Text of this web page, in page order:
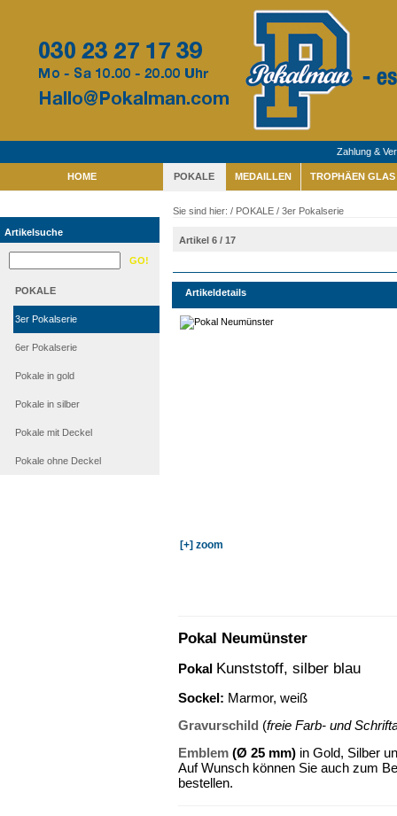
Zahlung &
HOME POKALE MEDAILLEN TROPHÄEN GLAS
Artikelsuche
POKALE
3er Pokalserie
6er Pokalserie
Pokale in gold
Pokale in silber
Pokale mit Deckel
Pokale ohne Deckel
Sie sind hier: / POKALE / 3er Pokalserie
Artikel 6 / 17
Artikeldetails
[+] zoom
Pokal Neumünster
Pokal Kunststoff, silber blau
Sockel: Marmor, weiß
Gravurschild (freie Farb- und
Emblem (Ø 25 mm) in Gold, Silber
Auf Wunsch können Sie auch zum
bestellen.